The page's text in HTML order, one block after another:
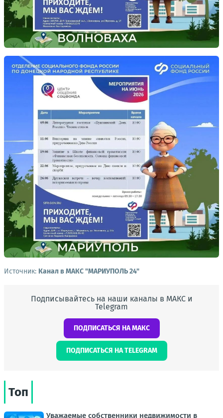
Источник: Канал в МАКС "МАРИУПОЛЬ 24"
Подписывайтесь на наши каналы в МАКС и
Telegram
ПОДПИСАТЬСЯ НА МАКС
ПОДПИСАТЬСЯ НА TELEGRAM
Топ
Уважаемые собственники недвижимости в